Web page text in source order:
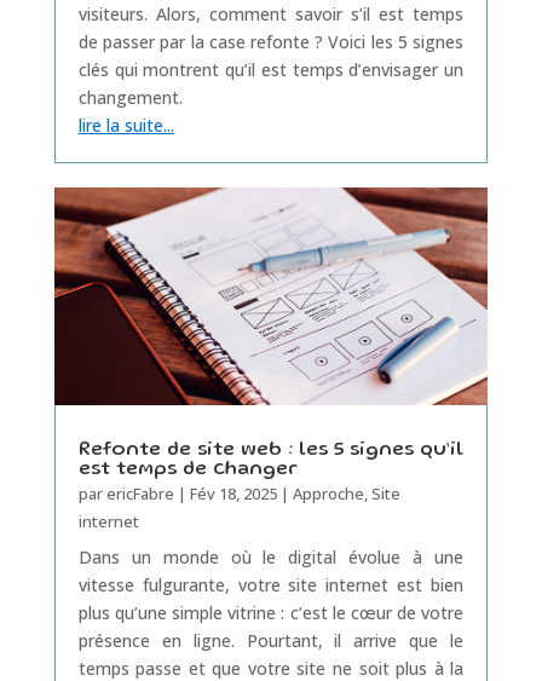
visiteurs. Alors, comment savoir s’il est temps
de passer par la case refonte ? Voici les 5 signes
clés qui montrent qu’il est temps d’envisager un
changement.
lire la suite...
Refonte de site web : les 5 signes qu’il
est temps de changer
parericFabre | Fév 18, 2025| Approche Site
internet
Dans un monde où le digital évolue à une
vitesse fulgurante, votre site internet est bien
plus qu’une simple vitrine : c’est le cœur de votre
présence en ligne. Pourtant, il arrive que le
temps passe et que votre site ne soit plus à la